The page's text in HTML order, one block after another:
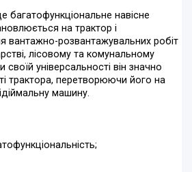
багатофункціональне навісне
на трактор і
вантажно-розвантажувальних робіт
лісовому та комунальному
своїй універсальності він значно
трактора, перетворюючи його на
машину.